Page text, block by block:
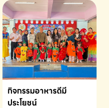
แข่งขันคณิตศาสตร์และคณิตคิด
เร็วนานาชาติ ครั้งที่ 46 ประจำปี
2569 ณ ประเทศสิงคโปร์
INTERNATIONAL
MATHEMATICS AND
MENTAL ARITHMETIC
COMPETITION 2026 - ถ้วย
รางวัลรองชนะเลิศอันดับที่ 2
Mental Arithmetic
Competition K2 - ถ้วยรางวัล
รองชนะเลิศอันดับที่ 2 Mental
กิจกรรมอาหารดีมี
ประโยชน์